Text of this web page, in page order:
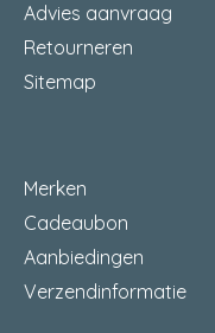
Advies aanvraag
Retourneren
Sitemap
Merken
Cadeaubon
Aanbiedingen
Verzendinformatie